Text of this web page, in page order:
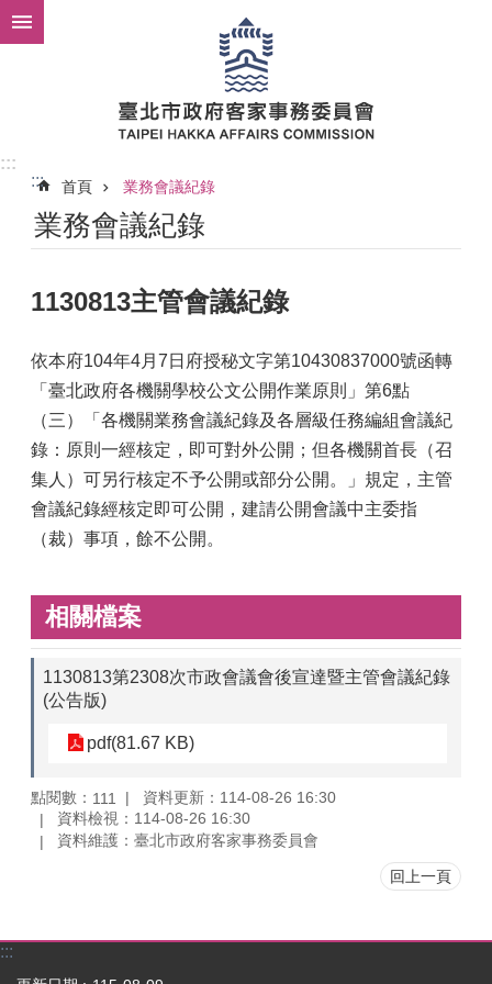
跳到主要內容區塊
:::
:::
首頁 業務會議紀錄
業務會議紀錄
1130813主管會議紀錄
依本府104年4月7日府授秘文字第10430837000號函轉
「臺北政府各機關學校公文公開作業原則」第6點
（三）「各機關業務會議紀錄及各層級任務編組會議紀
錄：原則一經核定，即可對外公開；但各機關首長（召
集人）可另行核定不予公開或部分公開。」規定，主管
會議紀錄經核定即可公開，建請公開會議中主委指
（裁）事項，餘不公開。
相關檔案
1130813第2308次市政會議會後宣達暨主管會議紀錄
(公告版)
pdf(81.67 KB)
點閱數： 111
資料更新：114-08-26 16:30
資料檢視：114-08-26 16:30
資料維護：臺北市政府客家事務委員會
回上一頁
:::